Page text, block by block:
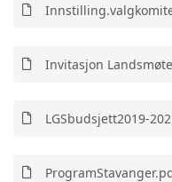
Invitasjon
LGSbudsjett2019-